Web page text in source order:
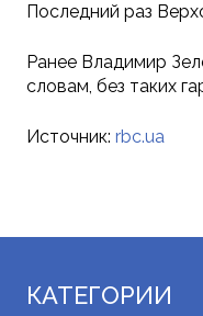
Последний раз
Ранее Владимир
словам, без таких
Источник: rbc.ua
КАТЕГОРИИ